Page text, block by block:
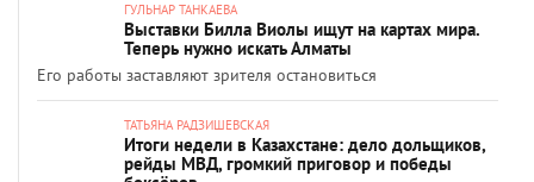
ГУЛЬНАР ТАНКАЕВА
Выставки Билла Виолы ищут на картах мира.
Теперь нужно искать Алматы
Его работы заставляют зрителя остановиться
ТАТЬЯНА РАДЗИШЕВСКАЯ
Итоги недели в Казахстане: дело дольщиков,
рейды МВД, громкий приговор и победы